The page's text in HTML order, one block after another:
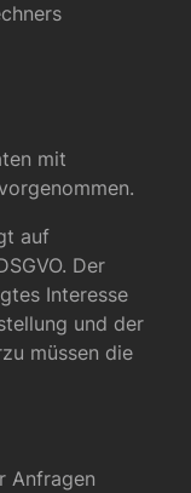
mit
auf
Der
Interesse
und der
müssen die
Anfragen